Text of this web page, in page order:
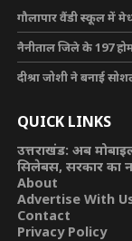
गौलापार वैंडी स्कूल में
नैनीताल जिले के 197
दीश्रा जोशी ने बनाई
QUICK LINKS
उत्तराखंड: अब
सिलेबस, सरकार का
About
Advertise With
Contact
Privacy Policy